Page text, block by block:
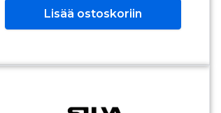
Lisää ostoskoriin